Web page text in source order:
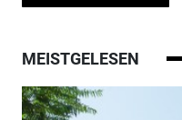
MEISTGELESEN